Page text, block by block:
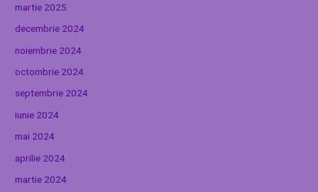
martie 2025
decembrie 2024
noiembrie 2024
octombrie 2024
septembrie 2024
iunie 2024
mai 2024
aprilie 2024
martie 2024